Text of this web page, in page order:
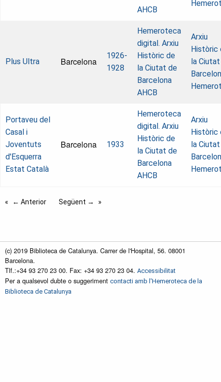
AHCB
Plus Ultra Barcelona
1926-
1928
Hemeroteca
digital. Arxiu
Històric de
la Ciutat de
Barcelona
AHCB
Arxiu
Històric
la
Portaveu del
Casal i
Joventuts
d'Esquerra
Estat Català
Barcelona 1933
Hemeroteca
digital. Arxiu
Històric de
la Ciutat de
Barcelona
AHCB
Arxiu
Històric
la
← Anterior Següent →
(c) 2019 Biblioteca de Catalunya. Carrer de l'Hospital, 56. 08001
Barcelona.
Tlf.:+34 93 270 23 00. Fax: +34 93 270 23 04. Accessibilitat
Per a qualsevol dubte o suggeriment contacti amb l'Hemeroteca de la
Biblioteca de Catalunya